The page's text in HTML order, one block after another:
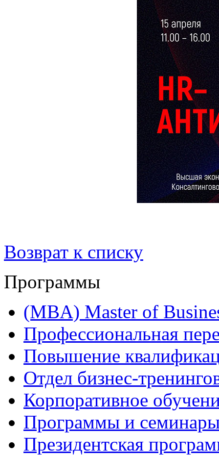
Возврат к списку
Программы
(MBA) Master of
Профессиональная
Повышение
Отдел бизнес-
Корпоративное
Программы и
Президентская